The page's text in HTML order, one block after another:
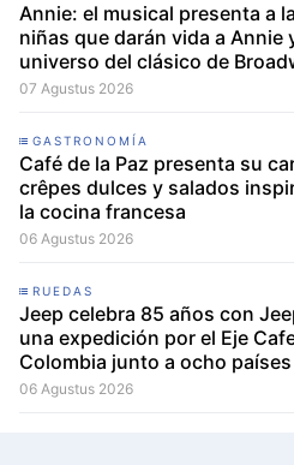
Annie: el musical presenta a
niñas que darán vida a Annie
universo del clásico de
Lima
07 Agustus 2026
GASTRONOMÍA
Café de la Paz presenta su
crêpes dulces y salados
la cocina francesa
06 Agustus 2026
RUEDAS
Jeep celebra 85 años con
una expedición por el Eje
Colombia junto a ocho países
06 Agustus 2026